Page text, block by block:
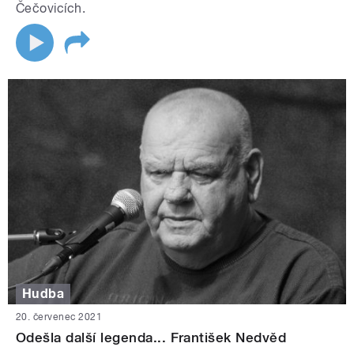
Čečovicích.
Hudba
20. červenec 2021
Odešla další legenda... František Nedvěd